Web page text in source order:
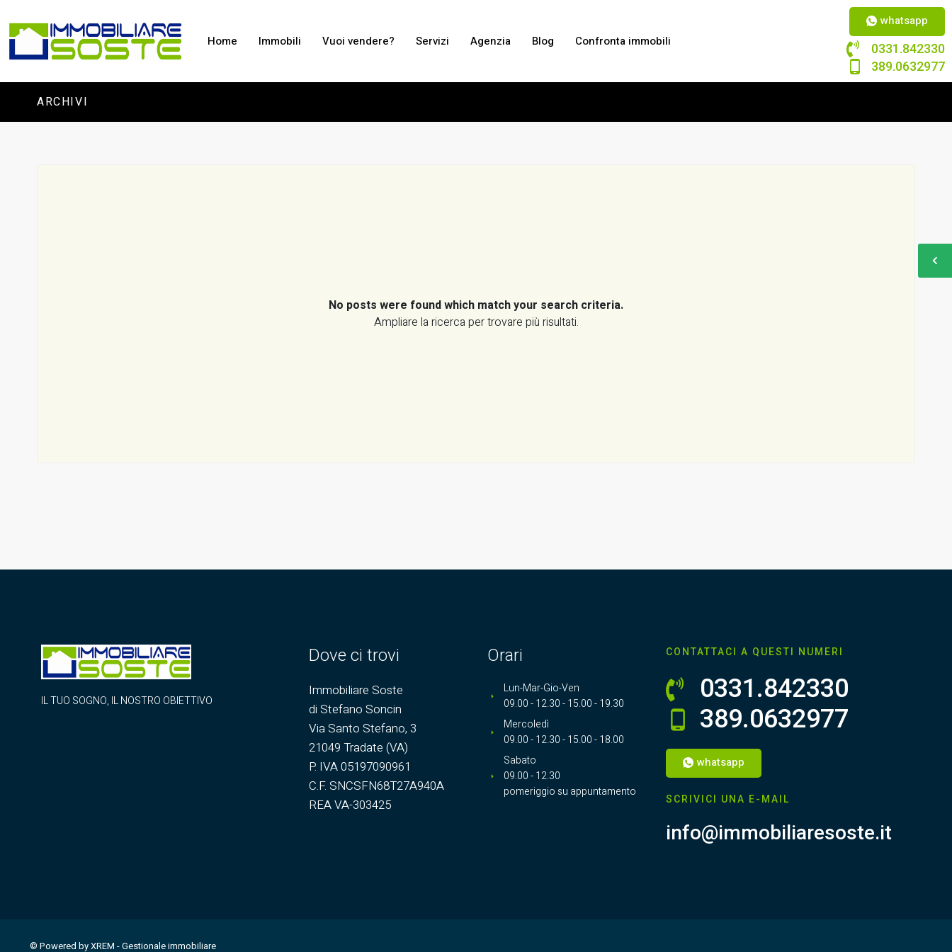
Home Immobili Vuoi vendere? Servizi Agenzia Blog Confronta immobili
whatsapp
0331.842330
389.0632977
ARCHIVI
No posts were found which match your search criteria.
Ampliare la ricerca per trovare più risultati.
IL TUO SOGNO, IL NOSTRO OBIETTIVO
Dove ci trovi
Immobiliare Soste
di Stefano Soncin
Via Santo Stefano, 3
21049 Tradate (VA)
P. IVA 05197090961
C.F. SNCSFN68T27A940A
REA VA-303425
Orari
Lun-Mar-Gio-Ven
09.00 - 12.30 - 15.00 - 19.30
Mercoledì
09.00 - 12.30 - 15.00 - 18.00
Sabato
09.00 - 12.30
pomeriggio su appuntamento
CONTATTACI A QUESTI NUMERI
0331.842330
389.0632977
whatsapp
SCRIVICI UNA E-MAIL
info@immobiliaresoste.it
© Powered by XREM - Gestionale immobiliare